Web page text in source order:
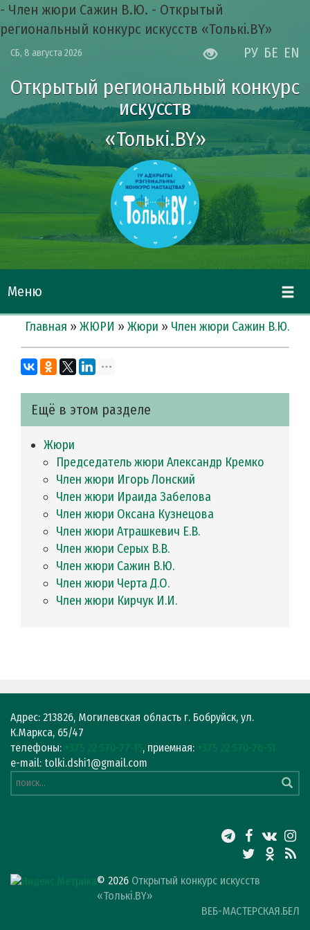
- Член жюри Сажин В.Ю. - Открытый
региональный конкурс искусств «Толькі.BY»
СБ, 8 августа 2026 РУ БЕ EN
Открытый региональный конкурс
искусств
«Толькі.BY»
Меню
Главная » ЖЮРИ » Жюри » Член жюри Сажин В.Ю.
Ещё в этом разделе
Жюри
Председатель жюри Александр Кремко
Член жюри Игорь Лонский
Член жюри Ираида Забелова
Член жюри Оксана Кузнецова
Член жюри Атрашкевич Е.В.
Член жюри Серых В.В.
Член жюри Сажин В.Ю.
Член жюри Черта Д.О.
Член жюри Кирчук И.И.
Адрес: 213826, Могилевская область г. Бобруйск, ул.
К.Маркса, 65/47
телефоны: +375 22 570-77-15, приемная: +375 22 570-76-51
e-mail: tolki.dshi1@gmail.com
© 2026 Открытый конкурс искусств
«Толькі.BY»
ВЕБ-МАСТЕРСКАЯ.БЕЛ